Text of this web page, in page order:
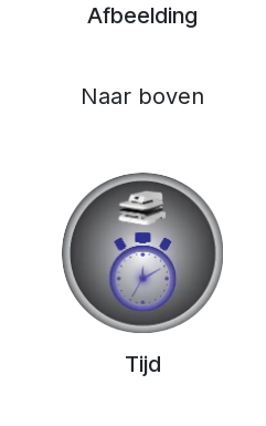
Afbeelding
Naar boven
Tijd